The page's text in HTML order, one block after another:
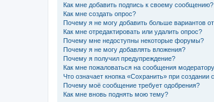
Как мне добавить подпись к своему сообщению?
Как мне создать опрос?
Почему я не могу добавить больше вариантов
Как мне отредактировать или удалить опрос?
Почему мне недоступны некоторые форумы?
Почему я не могу добавлять вложения?
Почему я получил предупреждение?
Как мне пожаловаться на сообщения
Что означает кнопка «Сохранить» при создании
Почему моё сообщение требует одобрения?
Как мне вновь поднять мою тему?